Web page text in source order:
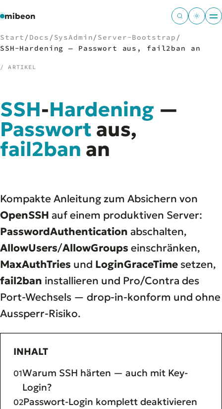
mibeon
01 Start
02MB
03Projekte
Leistungen
Start / Docs / SysAdmin/ Server-Bootstrap /
SSH-Hardening — Passwort aus, fail2ban an
/ ARTIKEL
SSH-Hardening —
Passwort aus,
fail2ban an
Kompakte Anleitung zum Absichern von
OpenSSH auf einem produktiven Server:
PasswordAuthentication abschalten,
AllowUsers/AllowGroups einschränken,
MaxAuthTries und LoginGraceTime setzen,
fail2ban installieren und Pro/Contra des
Port-Wechsels — drop-in-konform und ohne
Aussperr-Risiko.
INHALT
Warum SSH härten — auch mit Key-
Login?
Passwort-Login komplett deaktivieren